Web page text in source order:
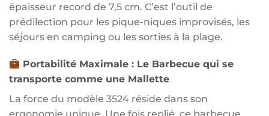
épaisseur record de 7,5 cm. C’est l’outil de
prédilection pour les pique-niques improvisés, les
séjours en camping ou les sorties à la plage.
Portabilité Maximale : Le Barbecue qui se
transporte comme une Mallette
La force du modèle 3524 réside dans son